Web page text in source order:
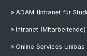
» ADAM (Intranet für
» Intranet (Mitarbeitende)
» Online Services Unibas